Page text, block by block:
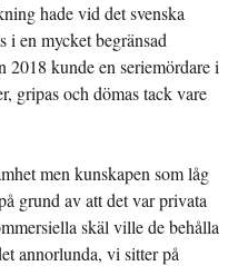
hade vid det svenska
i en mycket begränsad
kunde en seriemördare i
gripas och dömas tack vare
men kunskapen som låg
grund av att det var privata
skäl ville de behålla
annorlunda, vi sitter på